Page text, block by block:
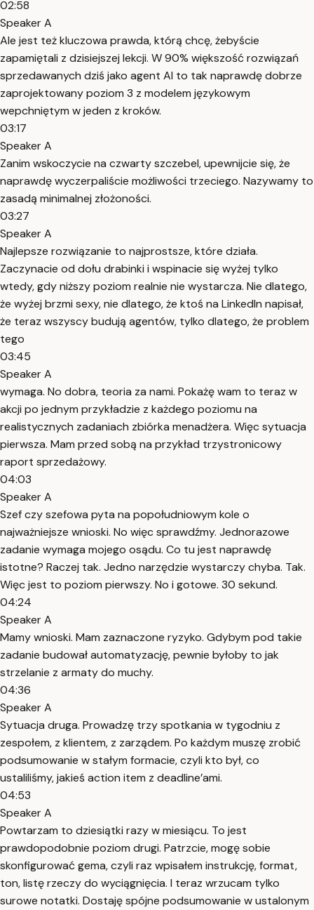
02:58
Speaker A
Ale jest też kluczowa prawda, którą chcę, żebyście
zapamiętali z dzisiejszej lekcji. W 90% większość rozwiązań
sprzedawanych dziś jako agent AI to tak naprawdę dobrze
zaprojektowany poziom 3 z modelem językowym
wepchniętym w jeden z kroków.
03:17
Speaker A
Zanim wskoczycie na czwarty szczebel, upewnijcie się, że
naprawdę wyczerpaliście możliwości trzeciego. Nazywamy to
zasadą minimalnej złożoności.
03:27
Speaker A
Najlepsze rozwiązanie to najprostsze, które działa.
Zaczynacie od dołu drabinki i wspinacie się wyżej tylko
wtedy, gdy niższy poziom realnie nie wystarcza. Nie dlatego,
że wyżej brzmi sexy, nie dlatego, że ktoś na LinkedIn napisał,
że teraz wszyscy budują agentów, tylko dlatego, że problem
tego
03:45
Speaker A
wymaga. No dobra, teoria za nami. Pokażę wam to teraz w
akcji po jednym przykładzie z każdego poziomu na
realistycznych zadaniach zbiórka menadżera. Więc sytuacja
pierwsza. Mam przed sobą na przykład trzystronicowy
raport sprzedażowy.
04:03
Speaker A
Szef czy szefowa pyta na popołudniowym kole o
najważniejsze wnioski. No więc sprawdźmy. Jednorazowe
zadanie wymaga mojego osądu. Co tu jest naprawdę
istotne? Raczej tak. Jedno narzędzie wystarczy chyba. Tak.
Więc jest to poziom pierwszy. No i gotowe. 30 sekund.
04:24
Speaker A
Mamy wnioski. Mam zaznaczone ryzyko. Gdybym pod takie
zadanie budował automatyzację, pewnie byłoby to jak
strzelanie z armaty do muchy.
04:36
Speaker A
Sytuacja druga. Prowadzę trzy spotkania w tygodniu z
zespołem, z klientem, z zarządem. Po każdym muszę zrobić
podsumowanie w stałym formacie, czyli kto był, co
ustaliliśmy, jakieś action item z deadline’ami.
04:53
Speaker A
Powtarzam to dziesiątki razy w miesiącu. To jest
prawdopodobnie poziom drugi. Patrzcie, mogę sobie
skonfigurować gema, czyli raz wpisałem instrukcję, format,
ton, listę rzeczy do wyciągnięcia. I teraz wrzucam tylko
surowe notatki. Dostaję spójne podsumowanie w ustalonym